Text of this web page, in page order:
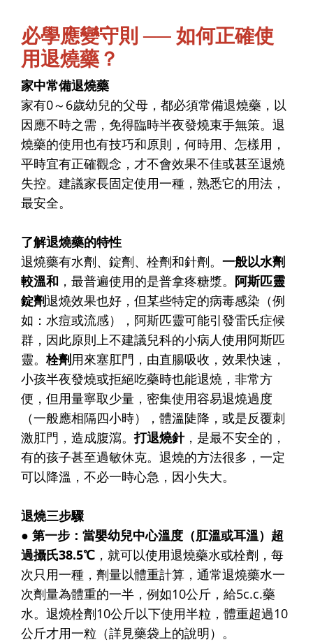
必學應變守則 ── 如何正確使
用退燒藥？
家中常備退燒藥
家有0～6歲幼兒的父母，都必須常備退燒藥，以
因應不時之需，免得臨時半夜發燒束手無策。退
燒藥的使用也有技巧和原則，何時用、怎樣用，
平時宜有正確觀念，才不會效果不佳或甚至退燒
失控。建議家長固定使用一種，熟悉它的用法，
最安全。
了解退燒藥的特性
退燒藥有水劑、錠劑、栓劑和針劑。 一般以水劑
較溫和 ，最普遍使用的是普拿疼糖漿。 阿斯匹靈
錠劑退燒效果也好，但某些特定的病毒感染（例
如：水痘或流感），阿斯匹靈可能引發雷氏症候
群，因此原則上不建議兒科的小病人使用阿斯匹
靈。栓劑用來塞肛門，由直腸吸收，效果快速，
小孩半夜發燒或拒絕吃藥時也能退燒，非常方
便，但用量寧取少量，密集使用容易退燒過度
（一般應相隔四小時），體溫陡降，或是反覆刺
激肛門，造成腹瀉。打退燒針，是最不安全的，
有的孩子甚至過敏休克。退燒的方法很多，一定
可以降溫，不必一時心急，因小失大。
退燒三步驟
● 第一步：當嬰幼兒中心溫度（肛溫或耳溫）超
過攝氏38.5℃ ，就可以使用退燒藥水或栓劑，每
次只用一種，劑量以體重計算，通常退燒藥水一
次劑量為體重的一半，例如10公斤，給5c.c.藥
水。退燒栓劑10公斤以下使用半粒，體重超過10
公斤才用一粒（詳見藥袋上的說明）。